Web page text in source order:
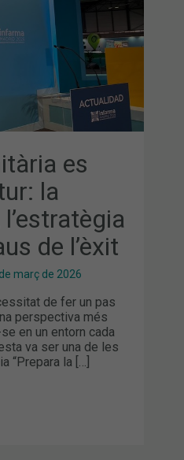
es
la
de l’èxit
març de 2026
de fer un pas
perspectiva més
en un entorn cada
va ser una de les
“Prepara la […]